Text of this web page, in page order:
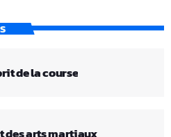
de la course